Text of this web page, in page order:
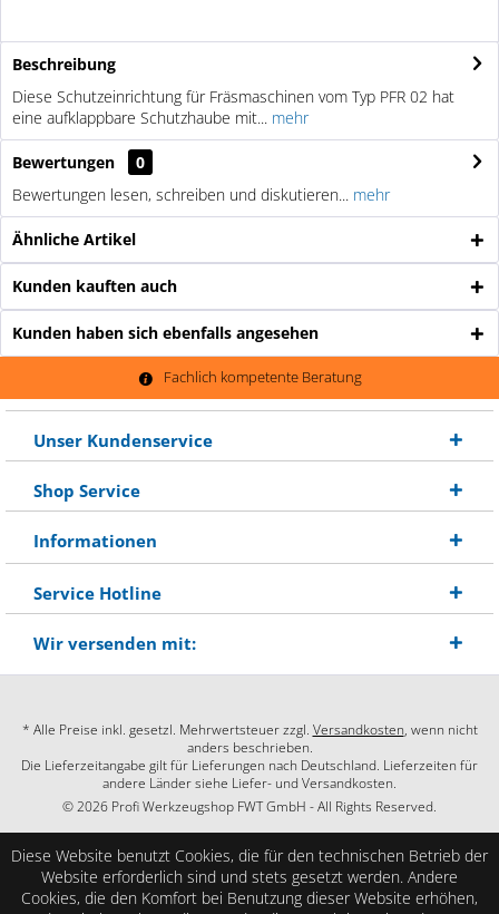
Beschreibung
Diese Schutzeinrichtung für Fräsmaschinen vom Typ PFR 02 hat
eine aufklappbare Schutzhaube mit... mehr
Bewertungen
0
Bewertungen lesen, schreiben und diskutieren... mehr
Ähnliche Artikel
Kunden kauften auch
Kunden haben sich ebenfalls angesehen
Fachlich kompetente Beratung
Unser Kundenservice
Shop Service
Informationen
Service Hotline
Wir versenden mit:
* Alle Preise inkl. gesetzl. Mehrwertsteuer zzgl. Versandkosten, wenn nicht
anders beschrieben.
Die Lieferzeitangabe gilt für Lieferungen nach Deutschland. Lieferzeiten für
andere Länder siehe Liefer- und Versandkosten.
© 2026 Profi Werkzeugshop FWT GmbH - All Rights Reserved.
Diese Website benutzt Cookies, die für den technischen Betrieb der
Website erforderlich sind und stets gesetzt werden. Andere
Cookies, die den Komfort bei Benutzung dieser Website erhöhen,